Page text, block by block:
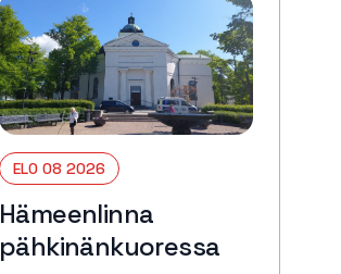
ELO 08 2026
Hämeenlinna
pähkinänkuoressa